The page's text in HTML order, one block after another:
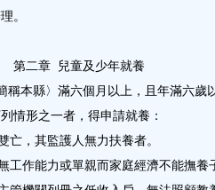
。
第二章
兒童及少年就養
稱本縣〉滿六個月以上，且年滿六歲
情形之一者，得申請就養：
亡，其監護人無力扶養者。
工作能力或單親而家庭經濟不能撫養